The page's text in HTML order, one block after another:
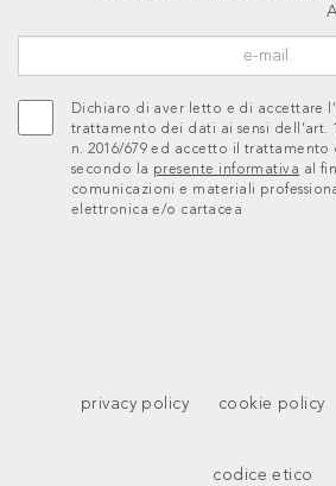
Dichiaro di aver letto e di accettare
trattamento dei dati ai sensi dell’art.
n. 2016/679 ed accetto il
secondo la presente informativa al
comunicazioni e materiali
elettronica e/o cartacea
privacy policy cookie policy
codice etico